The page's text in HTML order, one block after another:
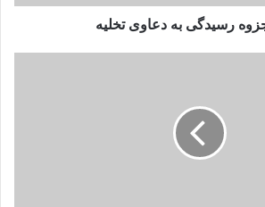
جزوه رسیدگی به دعاوی تخلیه